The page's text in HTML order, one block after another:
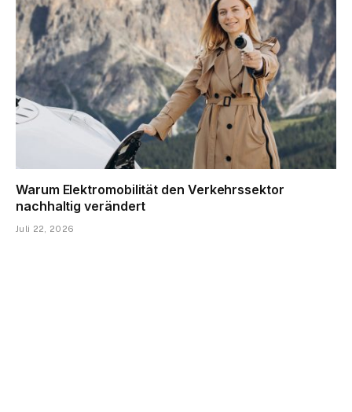
Warum Elektromobilität den Verkehrssektor
nachhaltig verändert
Juli 22, 2026